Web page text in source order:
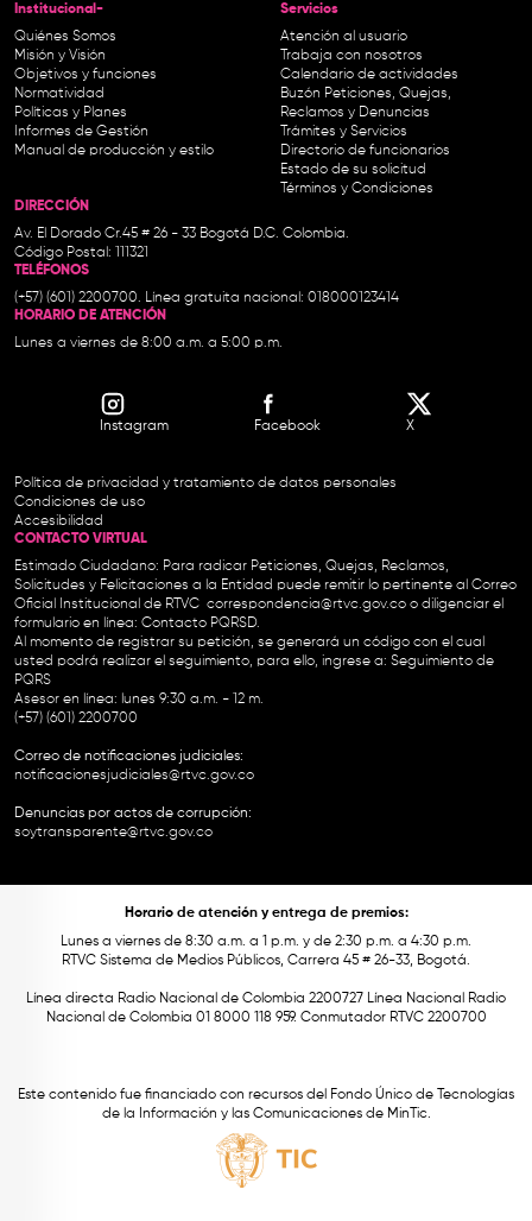
Institucional-
Quiénes Somos
Misión y Visión
Objetivos y funciones
Normatividad
Políticas y Planes
Informes de Gestión
Manual de producción y estilo
Servicios
Atención al usuario
Trabaja con nosotros
Calendario de actividades
Buzón Peticiones, Quejas,
Reclamos y Denuncias
Trámites y Servicios
Directorio de funcionarios
Estado de su solicitud
Términos y Condiciones
DIRECCIÓN
Av. El Dorado Cr.45 # 26 - 33 Bogotá D.C. Colombia.
Código Postal: 111321
TELÉFONOS
(+57) (601) 2200700. Línea gratuita nacional: 018000123414
HORARIO DE ATENCIÓN
Lunes a viernes de 8:00 a.m. a 5:00 p.m.
Instagram Facebook X
Política de privacidad y tratamiento de datos personales
Condiciones de uso
Accesibilidad
CONTACTO VIRTUAL
Estimado Ciudadano: Para radicar Peticiones, Quejas, Reclamos,
Solicitudes y Felicitaciones a la Entidad puede remitir lo pertinente al Correo
Oficial Institucional de RTVC correspondencia@rtvc.gov.co o diligenciar el
formulario en línea: Contacto PQRSD.
Al momento de registrar su petición, se generará un código con el cual
usted podrá realizar el seguimiento, para ello, ingrese a: Seguimiento de
PQRS
Asesor en línea: lunes 9:30 a.m. - 12 m.
(+57) (601) 2200700
Correo de notificaciones judiciales:
notificacionesjudiciales@rtvc.gov.co
Denuncias por actos de corrupción:
soytransparente@rtvc.gov.co
Horario de atención y entrega de premios:
Lunes a viernes de 8:30 a.m. a 1 p.m. y de 2:30 p.m. a 4:30 p.m.
RTVC Sistema de Medios Públicos, Carrera 45 # 26-33, Bogotá.
Línea directa Radio Nacional de Colombia 2200727 Línea Nacional Radio
Nacional de Colombia 01 8000 118 959. Conmutador RTVC 2200700
Este contenido fue financiado con recursos del Fondo Único de Tecnologías
de la Información y las Comunicaciones de MinTic.